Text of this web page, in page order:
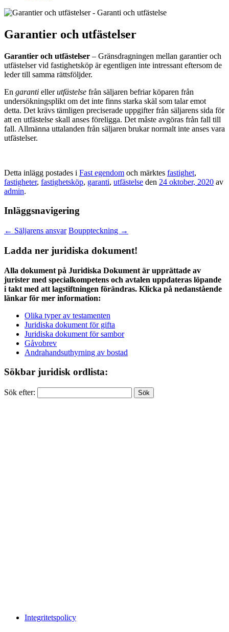
Garantier och utfästelser
Garantier och utfästelser – Gränsdragningen mellan garantier och
utfästelser vid fastighetsköp är egentligen inte intressant eftersom de
leder till samma rättsföljder.
En garanti ellerutfästelse från säljaren befriar köparen från
undersökningsplikt om det inte finns starka skäl som talar emot
detta. Det krävs tämligen preciserade uppgifter från säljarens sida för
att en utfästelse skall anses föreligga. Det måste avgöras från fall till
fall. Allmänna uttalanden från säljaren brukar normalt inte anses vara
utfästelser.
Detta inlägg postades i Fast egendom och märktes fastighet,
fastigheter, fastighetsköp, garanti, utfästelse den 24 oktober, 2020 av
admin.
Inläggsnavigering
← Säljarens ansvar Bouppteckning →
Ladda ner juridiska dokument!
Alla dokument på Juridiska Dokument är upprättade av
jurister med specialkompetens och avtalen uppdateras löpande
i takt med att lagstiftningen förändras. Klicka på nedanstående
länkar för mer information:
Olika typer av testamenten
Juridiska dokument för gifta
Juridiska dokument för sambor
Gåvobrev
Andrahandsuthyrning av bostad
Sökbar juridisk ordlista:
Sök efter:
Integritetspolicy